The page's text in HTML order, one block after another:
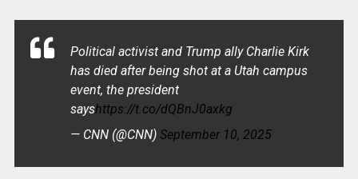
Political activist and Trump ally Charlie Kirk
has died after being shot at a Utah campus
event, the president
sayshttps://t.co/dQBnJ0axkg
— CNN (@CNN) September 10, 2025